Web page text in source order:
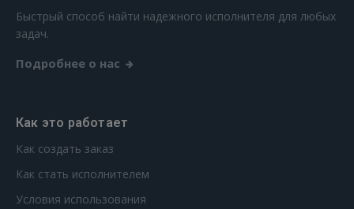
Ещё не зарегистрированы?
Быстрый способ найти надежного исполнителя для любых
задач.
Подробнее о нас
Как это работает
Как создать заказ
Как стать исполнителем
Условия использования